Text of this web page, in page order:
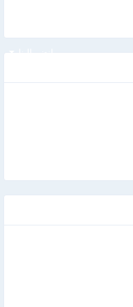
انضم إلينا